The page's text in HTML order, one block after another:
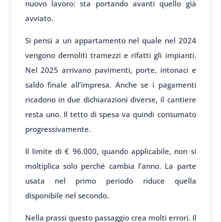
nuovo lavoro: sta portando avanti quello già
avviato.
Si pensi a un appartamento nel quale nel 2024
vengono demoliti tramezzi e rifatti gli impianti.
Nel 2025 arrivano pavimenti, porte, intonaci e
saldo finale all’impresa. Anche se i pagamenti
ricadono in due dichiarazioni diverse, il cantiere
resta uno. Il tetto di spesa va quindi consumato
progressivamente.
Il limite di € 96.000, quando applicabile, non si
moltiplica solo perché cambia l’anno. La parte
usata nel primo periodo riduce quella
disponibile nel secondo.
Nella prassi questo passaggio crea molti errori. Il